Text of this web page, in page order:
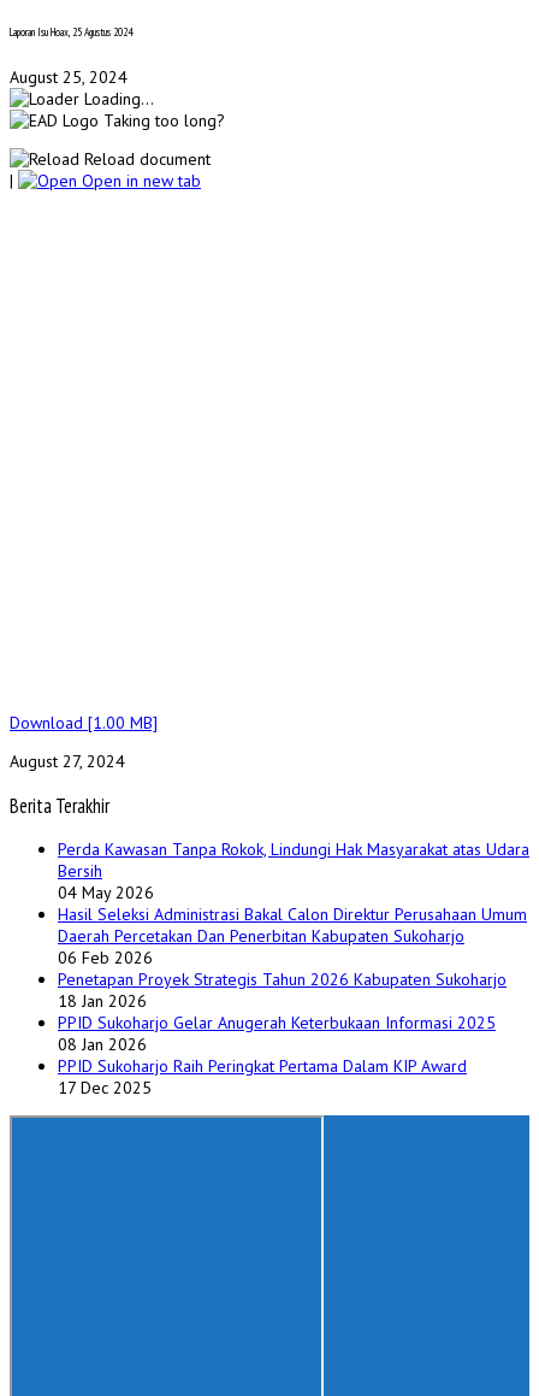
Laporan Isu Hoax, 25 Agustus 2024
August 25, 2024
Loading...
Taking too long?
Reload document
|
Open in new tab
Download [1.00 MB]
August 27, 2024
Berita Terakhir
Perda Kawasan Tanpa Rokok, Lindungi Hak Masyarakat atas Udara
Bersih
04 May 2026
Hasil Seleksi Administrasi Bakal Calon Direktur Perusahaan Umum
Daerah Percetakan Dan Penerbitan Kabupaten Sukoharjo
06 Feb 2026
Penetapan Proyek Strategis Tahun 2026 Kabupaten Sukoharjo
18 Jan 2026
PPID Sukoharjo Gelar Anugerah Keterbukaan Informasi 2025
08 Jan 2026
PPID Sukoharjo Raih Peringkat Pertama Dalam KIP Award
17 Dec 2025